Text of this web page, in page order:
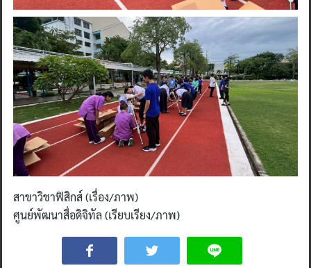
สาขาวิชาฟิสิกส์ (เรื่อง/ภาพ)
ศูนย์พัฒนาสื่อดิจิทัล (เรียบเรียง/ภาพ)